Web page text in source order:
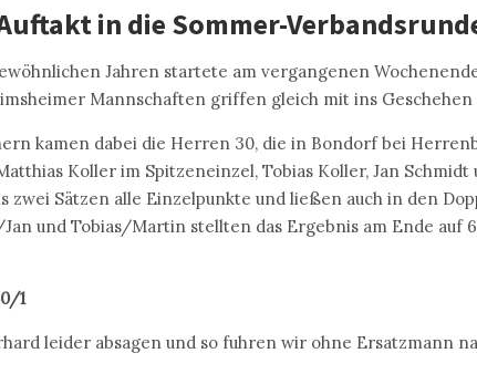
in die Sommer-
Jahren startete am vergangenen
Mannschaften griffen gleich mit ins Geschehen
kamen dabei die Herren 30, die in Bondorf bei
Koller im Spitzeneinzel, Tobias Koller, Jan Schmidt
Sätzen alle Einzelpunkte und ließen auch in den
und Tobias/Martin stellten das Ergebnis am Ende auf
1
leider absagen und so fuhren wir ohne Ersatzmann